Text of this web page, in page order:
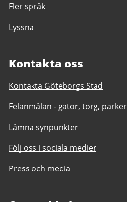
Fler språk
Lyssna
Kontakta oss
Kontakta Göteborgs Stad
Felanmälan - gator, torg, parker
Lämna synpunkter
Följ oss i sociala medier
Press och media